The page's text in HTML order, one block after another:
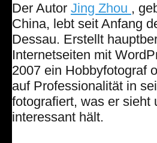
Der Autor Jing Zhou ,
China, lebt seit Anfang
Dessau. Erstellt
Internetseiten mit
2007 ein Hobbyfotograf
auf Professionalität in
fotografiert, was er sieht
interessant hält.